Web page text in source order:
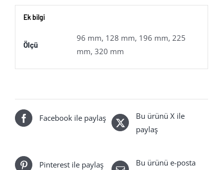
Ek bilgi
Ölçü
96 mm, 128 mm, 196 mm, 225
mm, 320 mm
Facebook ile paylaş
Bu ürünü X ile
paylaş
Pinterest ile paylaş Bu ürünü e-posta